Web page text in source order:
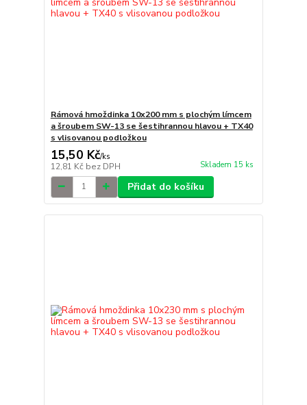
Rámová hmoždinka 10x200 mm s plochým límcem
a šroubem SW-13 se šestihrannou hlavou + TX40
s vlisovanou podložkou
15,50 Kč/ks
12,81 Kč bez DPH Skladem 15 ks
Přidat do košíku